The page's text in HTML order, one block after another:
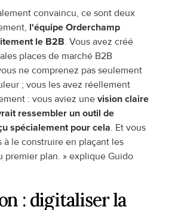
convaincu, ce sont deux
l'équipe Orderchamp
le B2B. Vous avez créé
places de marché B2B
ne comprenez pas seulement
; vous les avez réellement
: vous aviez une vision claire
ressembler un outil de
spécialement pour cela. Et vous
le construire en plaçant les
premier plan. » explique Guido
: digitaliser la